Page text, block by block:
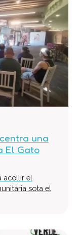
una
El Gato
acollir el
sota el